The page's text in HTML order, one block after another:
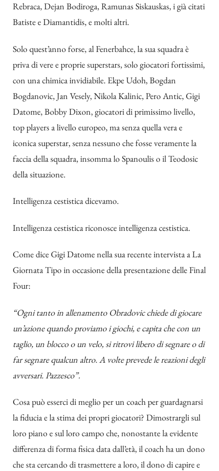
Rebraca, Dejan Bodiroga, Ramunas Siskauskas, i già citati
Batiste e Diamantidis, e molti altri.
Solo quest’anno forse, al Fenerbahce, la sua squadra è
priva di vere e proprie superstars, solo giocatori fortissimi,
con una chimica invidiabile. Ekpe Udoh, Bogdan
Bogdanovic, Jan Vesely, Nikola Kalinic, Pero Antic, Gigi
Datome, Bobby Dixon, giocatori di primissimo livello,
top players a livello europeo, ma senza quella vera e
iconica superstar, senza nessuno che fosse veramente la
faccia della squadra, insomma lo Spanoulis o il Teodosic
della situazione.
Intelligenza cestistica dicevamo.
Intelligenza cestistica riconosce intelligenza cestistica.
Come dice Gigi Datome nella sua recenteintervista a La
Giornata Tipoin occasione della presentazione delle Final
Four:
“Ogni tanto in allenamento Obradovic chiede di giocare
un’azione quando proviamo i giochi, e capita che con un
taglio, un blocco o un velo, si ritrovi libero di segnare o di
far segnare qualcun altro. A volte prevede le reazioni degli
avversari. Pazzesco”.
Cosa può esserci di meglio per un coach per guardagnarsi
la fiducia e la stima dei propri giocatori? Dimostrargli sul
loro piano e sul loro campo che, nonostante la evidente
differenza di forma fisica data dall’età, il coach ha un dono
che sta cercando di trasmettere a loro, il dono di capire e